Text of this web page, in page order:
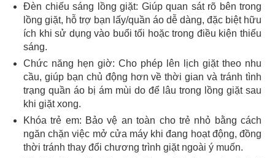
Đèn chiếu sáng lồng giặt: Giúp quan sát rõ bên trong
lồng giặt, hỗ trợ bạn lấy/quần áo dễ dàng, đặc biệt hữu
ích khi sử dụng vào buổi tối hoặc trong điều kiện thiếu
sáng.
Chức năng hẹn giờ: Cho phép lên lịch giặt theo nhu
cầu, giúp bạn chủ động hơn về thời gian và tránh tình
trạng quần áo bị ám mùi do để lâu trong lồng giặt sau
khi giặt xong.
Khóa trẻ em: Bảo vệ an toàn cho trẻ nhỏ bằng cách
ngăn chặn việc mở cửa máy khi đang hoạt động, đồng
thời tránh thay đổi chương trình giặt ngoài ý muốn.